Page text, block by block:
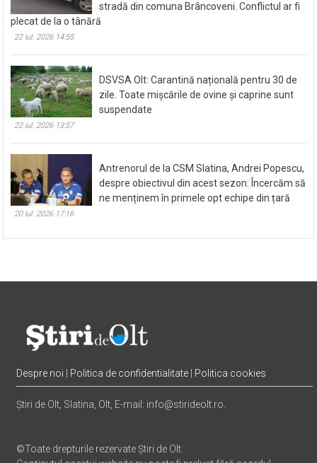
stradă din comuna Brâncoveni. Conflictul ar fi
plecat de la o tânără
22 iul. 2026 14:55
DSVSA Olt: Carantină națională pentru 30 de
zile. Toate mișcările de ovine și caprine sunt
suspendate
22 iul. 2026 13:57
Antrenorul de la CSM Slatina, Andrei Popescu,
despre obiectivul din acest sezon: Încercăm să
ne menținem în primele opt echipe din țară
20 iul. 2026 17:16
Despre noi Politica de confidentialitate Politica cookies
Știri de Olt, Slatina, Olt, E-mail: info@stirideolt.ro.
©Toate drepturile rezervate Știri de Olt.